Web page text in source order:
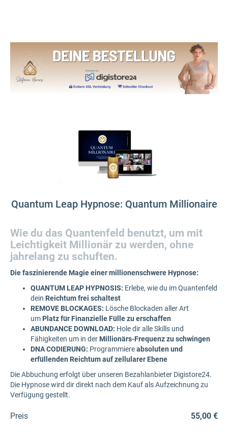
Quantum Leap Hypnose: Quantum Millionaire
Wie du das Quantenfeld benutzt, um mit
Leichtigkeit Millionär zu werden, ohne
jahrelang zu schuften.
Die faszinierende Magie einer millionenschwere Hypnose:
QUANTUM LEAP HYPNOSIS: Erlebe, wie du im Quantenfeld
dein Reichtum frei schaltest
REMOVE BLOCKAGES​: Lösche Blockaden aller Art
um Platz für Finanzielle Fülle zu erschaffen
ABUNDANCE DOWNLOAD: Hole dir alle Skills und
Fähigkeiten um in der Millionärs-Frequenz zu schwingen
DNA CODIERUNG: Programmiereabsoluten und
erfüllenden Reichtum auf zellularer Ebene
Die Abbuchung erfolgt über unseren Bezahlanbieter Digistore24.
Die Hypnose wird dir direkt nach dem Kauf als Aufzeichnung zu
Verfügung gestellt.
Preis 55,00 €